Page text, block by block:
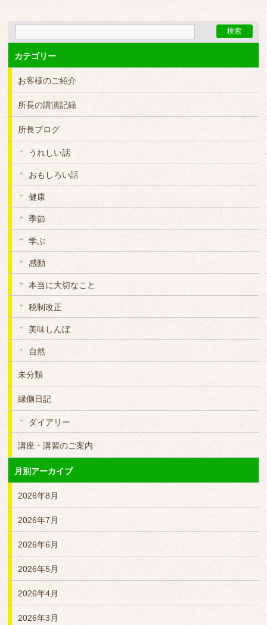
カテゴリー
お客様のご紹介
所長の講演記録
所長ブログ
うれしい話
おもしろい話
健康
季節
学ぶ
感動
本当に大切なこと
税制改正
美味しんぼ
自然
未分類
縁側日記
ダイアリー
講座・講習のご案内
月別アーカイブ
2026年8月
2026年7月
2026年6月
2026年5月
2026年4月
2026年3月